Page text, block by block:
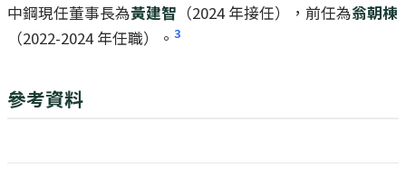
中鋼現任董事長為黃建智 （2024 年接任），前任為翁朝棟
（2022-2024 年任職）。 3
參考資料